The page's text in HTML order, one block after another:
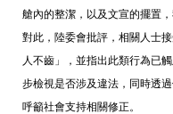
艙內的整潔，以及文宣的擺置
對此，陸委會批評，相關人士
人不齒」，並指出此類行為已
步檢視是否涉及違法，同時透
呼籲社會支持相關修正。